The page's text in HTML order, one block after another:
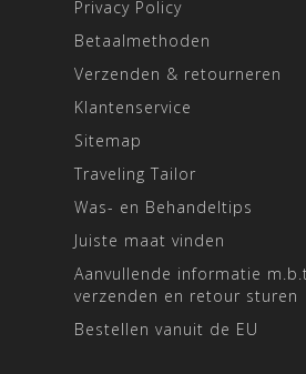
Privacy Policy
Betaalmethoden
Verzenden & retourneren
Klantenservice
Sitemap
Traveling Tailor
Was- en Behandeltips
Juiste maat vinden
Aanvullende informatie
verzenden en retour sturen
Bestellen vanuit de EU